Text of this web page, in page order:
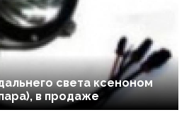
света ксеноном
в продаже